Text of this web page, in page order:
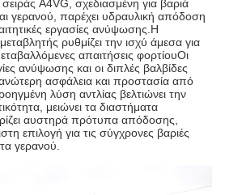
A4VG, σχεδιασμένη για βαριά
γερανού, παρέχει υδραυλική απόδοση
εργασίες ανύψωσης.Η
ρυθμίζει την ισχύ άμεσα για
απαιτήσεις φορτίουΟι
ανύψωσης και οι διπλές βαλβίδες
ασφάλεια και προστασία από
λύση αντλίας βελτιώνει την
μειώνει τα διαστήματα
αυστηρά πρότυπα απόδοσης,
επιλογή για τις σύγχρονες βαριές
γερανού.